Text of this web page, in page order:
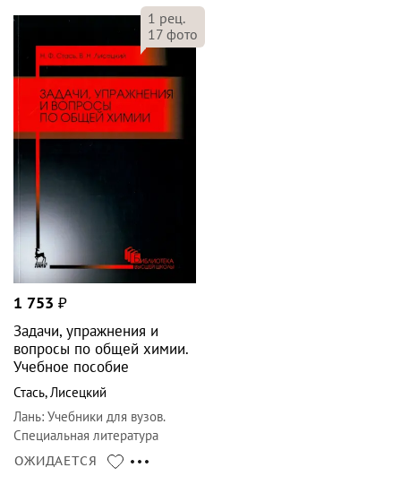
1 рец.
17 фото
1 753 ₽
Задачи, упражнения и
вопросы по общей химии.
Учебное пособие
Стась,Лисецкий
Лань: Учебники для вузов.
Специальная литература
ОЖИДАЕТСЯ